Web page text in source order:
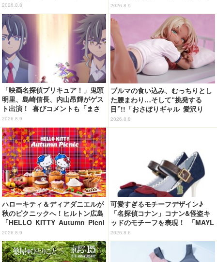
ウェアが登場！
2026.8.8
イズ 第2回＞
2026.8.9
「映画名探偵プリキュア！」鬼頭
明里、島崎信長、内山昂輝がゲス
ト出演！ 喜びコメントも「まさ
か自分がご縁をいただくことがあ
るとは...」
2026.8.9
ブルマの食い込み、むっちりとし
た腰まわり…そして“挑発する
目”!!「おさぼりギャル 愛沢り
さ」フィギュアで新登場
2026.8.8
ハローキティ＆ディアダニエルが
秋のピクニックへ！ヒルトン広島
「HELLO KITTY Autumn Picni
c」開催 全27種のスイーツ＆セ
イボリーが登場
2026.8.9
可愛すぎるモチーフデザイン♪
「名探偵コナン」コナン&怪盗キ
ッドのモチーフを表現！ 「MAYL
A」パンプスがセール実施中【3
0％オフセール】
2026.8.6